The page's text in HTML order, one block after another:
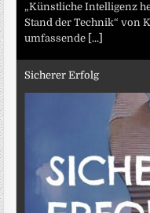
„Künstliche Intelligenz
Stand der Technik“ von
umfassende [...]
Sicherer Erfolg